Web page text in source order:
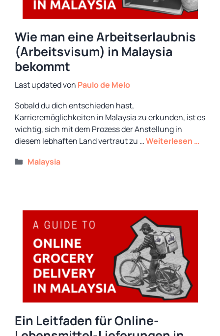
Wie man eine Arbeitserlaubnis
(Arbeitsvisum) in Malaysia
bekommt
von Paulo de Melo
Sobald du dich entschieden hast,
Karrieremöglichkeiten in Malaysia zu erkunden, ist es
wichtig, sich mit dem Prozess der Anstellung in
diesem lebhaften Land vertraut zu …Weiterlesen …
Kategorien
Malaysia
Ein Leitfaden für Online-